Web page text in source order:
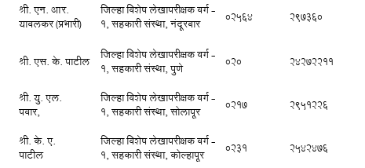
श्री. एन. आर.
यावलकर (प्रभारी)
जिल्हा विशेष लेखापरीक्षक वर्ग -
1, सहकारी संस्था, नंदूरबार 02564 297360
श्री. एस. के. पाटील जिल्हा विशेष लेखापरीक्षक वर्ग -
1, सहकारी संस्था, पुणे 020 24272211
श्री. यु. एल.
पवार,
जिल्हा विशेष लेखापरीक्षक वर्ग -
1, सहकारी संस्था, सोलापूर 0217 2951226
श्री. के. ए.
पाटील
जिल्हा विशेष लेखापरीक्षक वर्ग -
1, सहकारी संस्था, कोल्हापूर 0231 2542476